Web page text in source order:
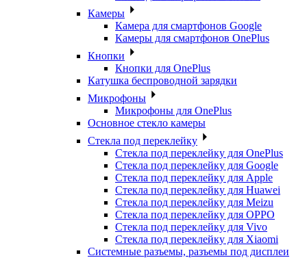
Камеры
Камера для смартфонов Google
Камеры для смартфонов OnePlus
Кнопки
Кнопки для OnePlus
Катушка беспроводной зарядки
Микрофоны
Микрофоны для OnePlus
Основное стекло камеры
Стекла под переклейку
Стекла под переклейку для OnePlus
Стекла под переклейку для Google
Стекла под переклейку для Apple
Стекла под переклейку для Huawei
Стекла под переклейку для Meizu
Стекла под переклейку для OPPO
Стекла под переклейку для Vivo
Стекла под переклейку для Xiaomi
Системные разъемы, разъемы под дисплеи